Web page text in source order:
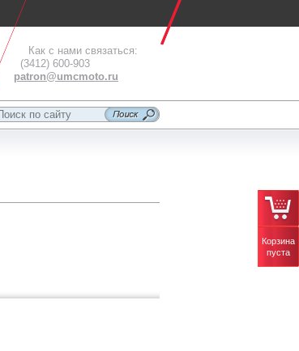
Как с нами связаться:
(3412) 600-903
patron@umcmoto.ru
Корзина
пуста